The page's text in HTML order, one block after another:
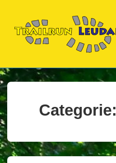
Doorgaan
hoofdinhoud
Categorie: